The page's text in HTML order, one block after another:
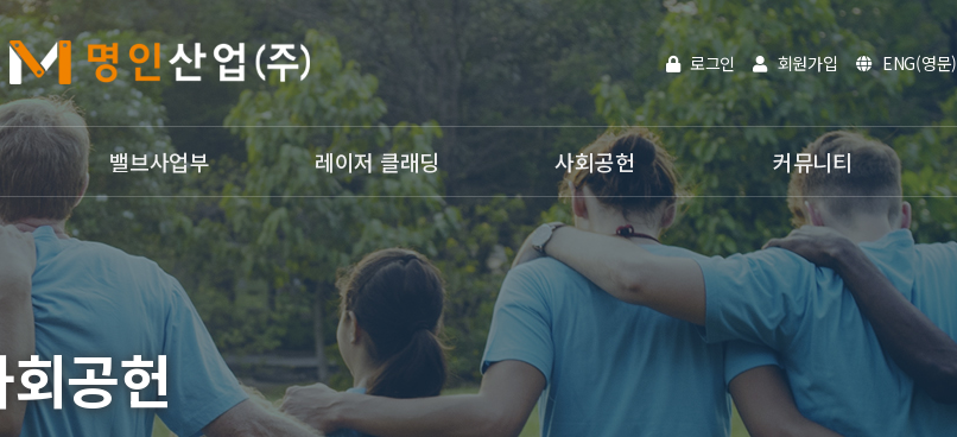
로그인 회원가입 ENG(영문)
밸브사업부
밸브사업부
레이저 클래딩
레이저 클래딩
사회공헌
인재채용
활동분야
사내활동
커뮤니티
공지사항
온라인문의
홍보영상
전자카다록
공헌